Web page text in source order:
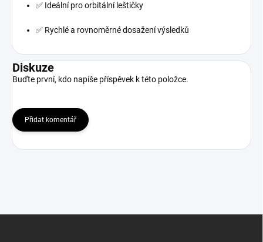
✅ Ideální pro orbitální leštičky
✅ Rychlé a rovnoměrné dosažení výsledků
Diskuze
Buďte první, kdo napíše příspěvek k této položce.
Přidat komentář